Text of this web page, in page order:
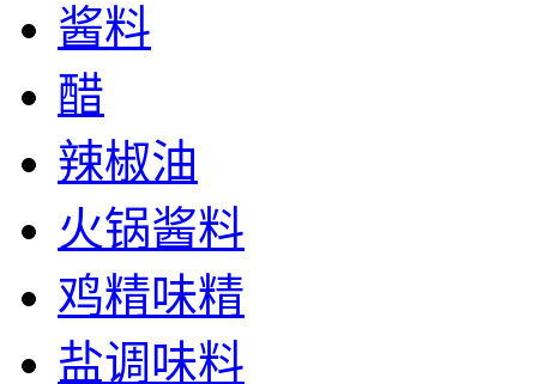
酱料
醋
辣椒油
火锅酱料
鸡精味精
盐调味料